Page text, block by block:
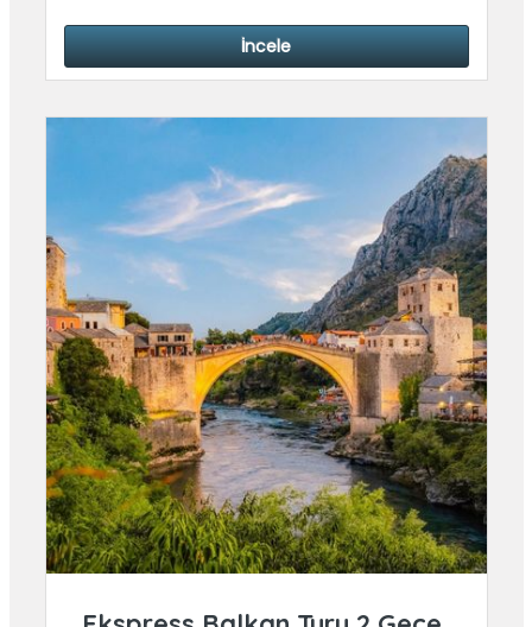
İncele